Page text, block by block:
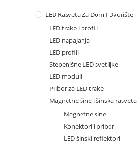
LED Rasveta Za Dom I Dvorište
LED trake i profili
LED napajanja
LED profili
Stepenišne LED svetiljke
LED moduli
Pribor za LED trake
Magnetne šine i šinska rasveta
Magnetne sine
Konektori i pribor
LED šinski reflektori